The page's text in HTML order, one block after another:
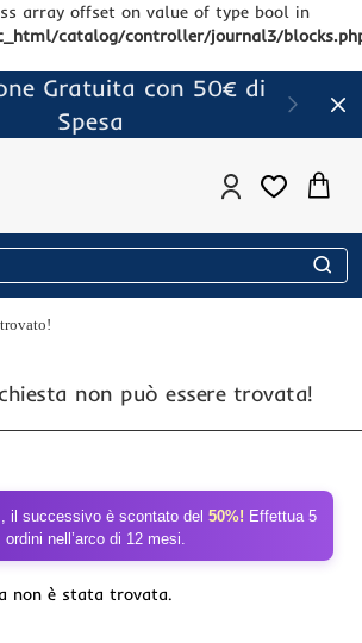
array offset on value of type bool in
catalog/controller/journal3/
Gratuita con 50€ di
Spesa
non può essere trovata!
, il successivo è scontato del 50%! Effettua 5
ordini nell’arco di 12 mesi.
non è stata trovata.